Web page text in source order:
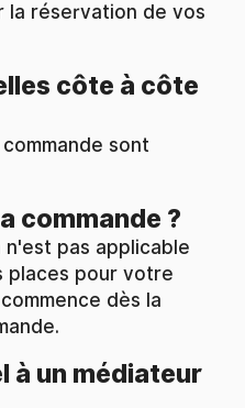
réservation de vos
sont
commande ?
pas applicable
places pour votre
dès la